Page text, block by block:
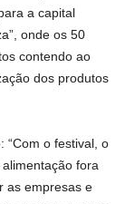
a capital
onde os 50
contendo ao
dos produtos
“Com o festival, o
fora
as empresas e